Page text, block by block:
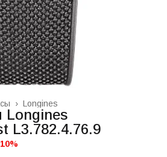
Longines
›
Longines
L3.782.4.76.9
10%